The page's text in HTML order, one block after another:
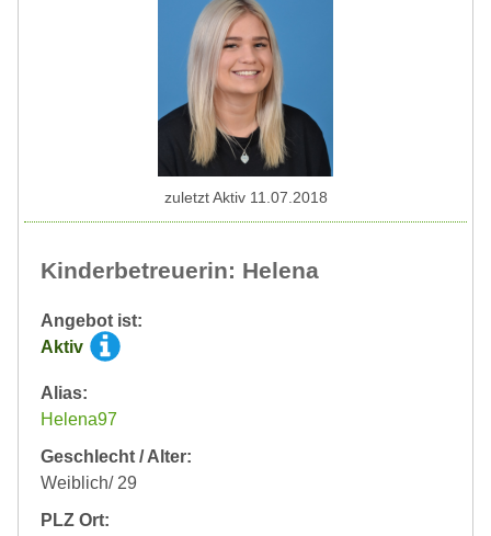
Kinderbetreuerin: Helena
Angebot ist:
Aktiv
Alias:
Helena97
Geschlecht / Alter:
Weiblich/ 29
PLZ Ort:
zuletzt Aktiv 11.07.2018